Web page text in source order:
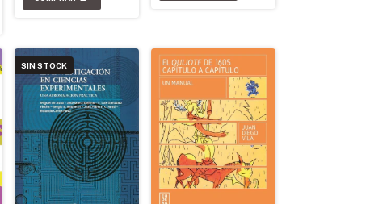
SIN STOCK